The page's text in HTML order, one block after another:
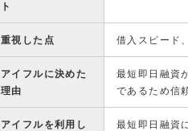
ト
重視した点 借入スピード
アイフルに決めた
理由
最短即日融資
であるため信
アイフルを利用し
最短即日融資